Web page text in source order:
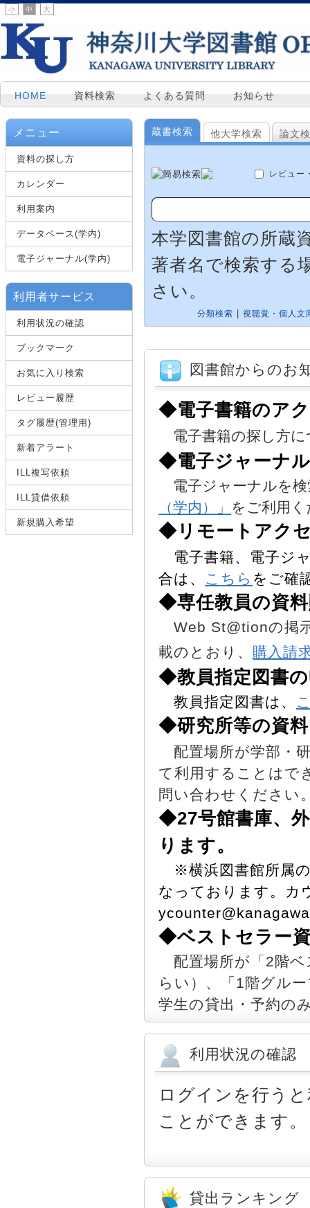
小 中 大
HOME 資料検索 よくある質問 お知らせ
メニュー
資料の探し方
カレンダー
利用案内
データベース(学内)
電子ジャーナル(学内)
利用者サービス
利用状況の確認
ブックマーク
お気に入り検索
レビュー履歴
タグ履歴(管理用)
新着アラート
ILL複写依頼
ILL貸借依頼
新規購入希望
蔵書検索 他大学検索 論文
レビュー
本学図書館の所蔵
著者名で検索する
さい。
分類検索 視聴覚・個人文
図書館からのお
◆電子書籍のア
電子書籍の探し方に
◆電子ジャーナ
電子ジャーナルを検
（学内）」 をご利用
◆リモートアク
電子書籍、電子ジ
合は、 こちら をご確
◆専任教員の資
Web St@tionの掲
載のとおり、 購入請
◆教員指定図書
教員指定図書は、
◆研究所等の資
配置場所が学部・
て利用することはで
問い合わせください
◆27号館書庫、
ります。
※横浜図書館所属の
なっております。カ
◆ベストセラー
配置場所が「2階ベ
らい）、「1階グル
学生の貸出・予約の
利用状況の確認
ログインを行う
ことができます。
貸出ランキング